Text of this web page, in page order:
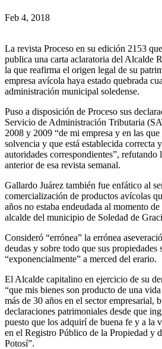
Feb 4, 2018
La revista Proceso en su edición 2153
publica una carta aclaratoria del Alcalde
la que reafirma el origen legal de su
empresa avícola haya estado quebrada
administración municipal soledense.
Puso a disposición de Proceso sus
Servicio de Administración Tributaria
2008 y 2009 “de mi empresa y en las
solvencia y que está establecida correcta
autoridades correspondientes”,
anterior de esa revista semanal.
Gallardo Juárez también fue enfático al
comercialización de productos avícolas
años no estaba endeudada al momento
alcalde del municipio de Soledad de
Consideró “errónea” la errónea
deudas y sobre todo que sus propiedades
“exponencialmente” a merced del erario.
El Alcalde capitalino en ejercicio de su
“que mis bienes son producto de una
más de 30 años en el sector empresarial,
declaraciones patrimoniales desde que
puesto que los adquirí de buena fe y a la
en el Registro Público de la Propiedad y
Potosí”.